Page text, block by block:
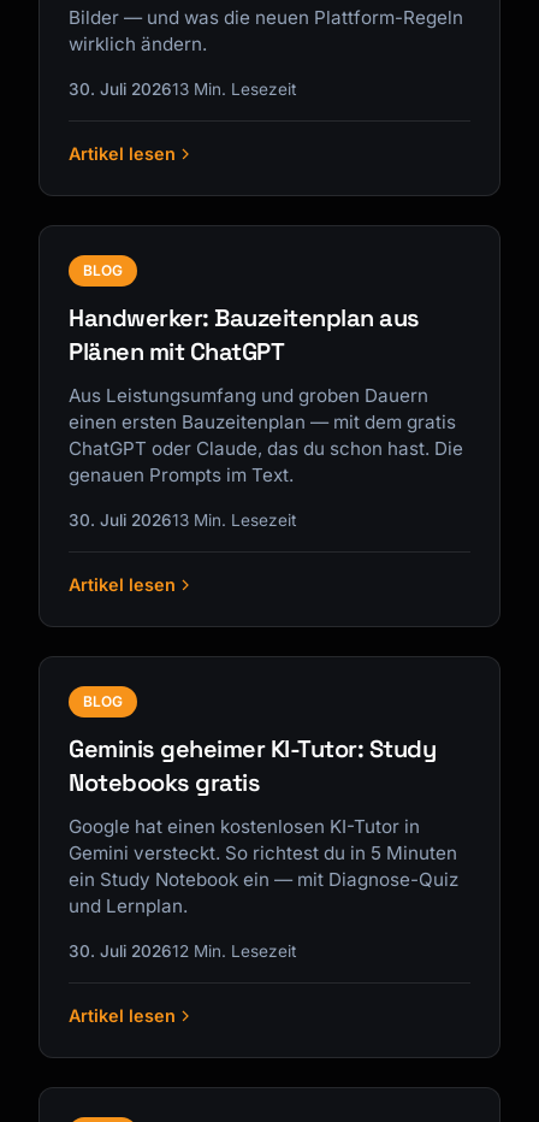
Bilder — und was die neuen Plattform-Regeln
wirklich ändern.
30. Juli 202613 Min. Lesezeit
Artikel lesen
BLOG
Handwerker: Bauzeitenplan aus
Plänen mit ChatGPT
Aus Leistungsumfang und groben Dauern
einen ersten Bauzeitenplan — mit dem gratis
ChatGPT oder Claude, das du schon hast. Die
genauen Prompts im Text.
30. Juli 202613 Min. Lesezeit
Artikel lesen
BLOG
Geminis geheimer KI-Tutor: Study
Notebooks gratis
Google hat einen kostenlosen KI-Tutor in
Gemini versteckt. So richtest du in 5 Minuten
ein Study Notebook ein — mit Diagnose-Quiz
und Lernplan.
30. Juli 202612 Min. Lesezeit
Artikel lesen